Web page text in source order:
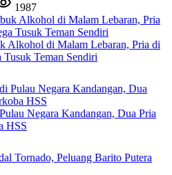
1987
Alkohol di Malam Lebaran, Pria di
Tusuk Teman Sendiri
Negara Kandangan, Dua Pria
HSS